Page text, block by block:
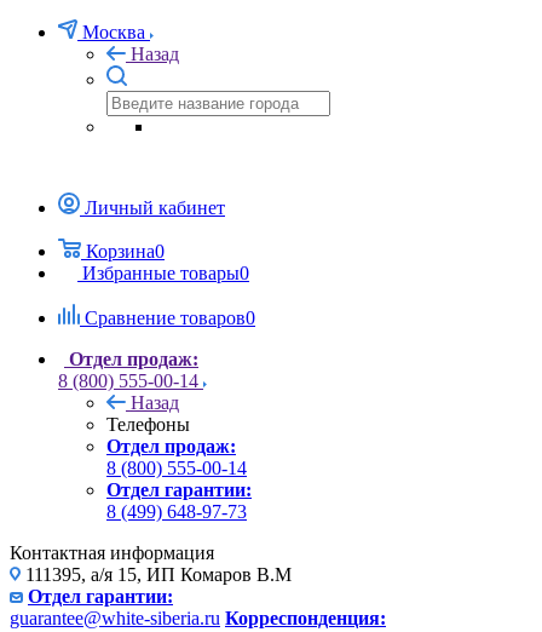
Москва
Назад
Личный кабинет
Корзина0
Избранные товары0
Сравнение товаров0
Отдел продаж:
8 (800) 555-00-14
Назад
Телефоны
Отдел продаж:
8 (800) 555-00-14
Отдел гарантии:
8 (499) 648-97-73
Контактная информация
111395, а/я 15, ИП Комаров В.М
Отдел гарантии:
guarantee@white-siberia.ru Корреспонденция: